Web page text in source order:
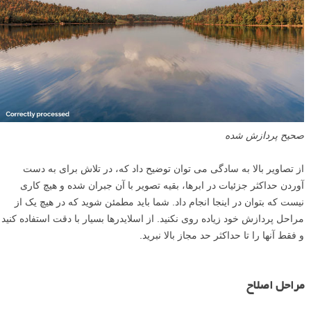
صحیح پردازش شده
از تصاویر بالا به سادگی می توان توضیح داد که، در تلاش برای به دست
آوردن حداکثر جزئیات در ابرها، بقیه تصویر با آن جبران شده و هیچ کاری
نیست که بتوان در اینجا انجام داد. شما باید مطمئن شوید که در هیچ یک از
مراحل پردازش خود زیاده روی نکنید. از اسلایدرها بسیار با دقت استفاده کنید
و فقط آنها را تا حداکثر حد مجاز بالا نبرید.
مراحل اصلاح